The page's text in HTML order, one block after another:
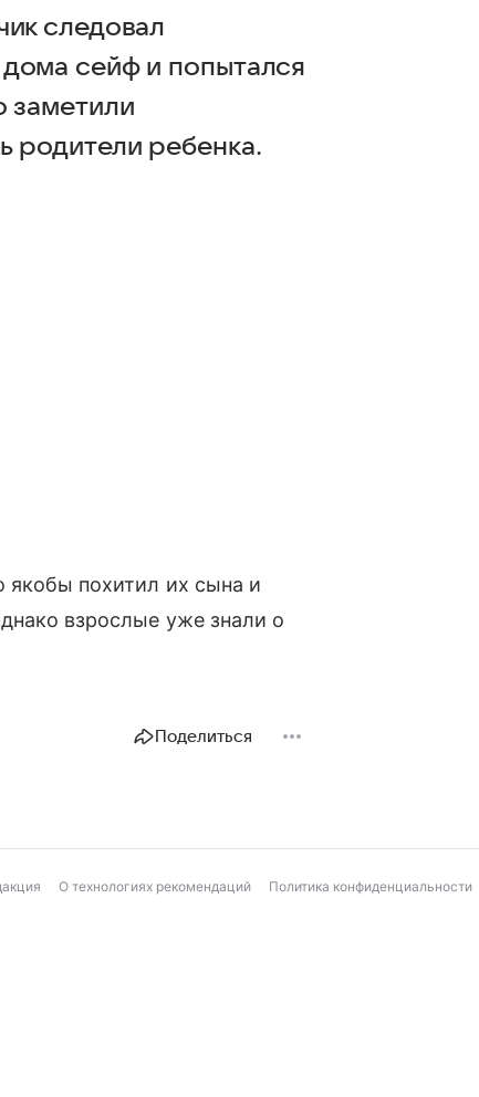
следовал
сейф и попытался
заметили
родители ребенка.
якобы похитил их сына и
взрослые уже знали о
Поделиться
О технологиях рекомендаций Политика конфиденциальности